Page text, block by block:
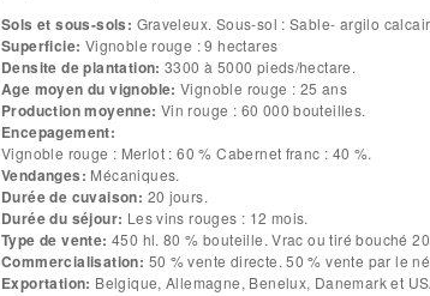
Sols et sous-sols: Graveleux. Sous-sol : Sable- argilo
Superficie: Vignoble rouge : 9 hectares
Densite de plantation:3300 à 5000 pieds/hectare.
Age moyen du vignoble:Vignoble rouge : 25 ans
Production moyenne: Vin rouge : 60 000 bouteilles.
Encepagement:
Vignoble rouge : Merlot : 60 % Cabernet franc : 40 %.
Vendanges: Mécaniques.
Durée de cuvaison: 20 jours.
Durée du séjour: Les vins rouges : 12 mois.
Type de vente: 450 hl. 80 % bouteille. Vrac ou tiré bouché
Commercialisation: 50 % vente directe. 50 % vente par le
Exportation: Belgique, Allemagne, Benelux, Danemark et